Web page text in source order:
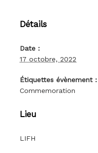
Détails
Date :
17 octobre, 2022
Étiquettes évènement :
Commemoration
Lieu
LIFH